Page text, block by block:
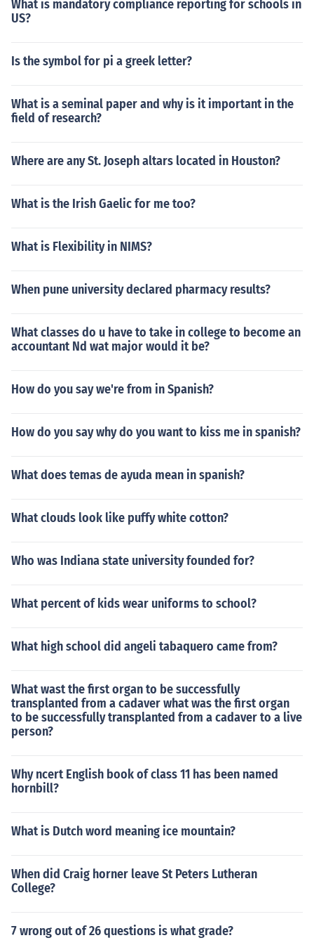
What is mandatory compliance reporting for schools in
US?
Is the symbol for pi a greek letter?
What is a seminal paper and why is it important in the
field of research?
Where are any St. Joseph altars located in Houston?
What is the Irish Gaelic for me too?
What is Flexibility in NIMS?
When pune university declared pharmacy results?
What classes do u have to take in college to become an
accountant Nd wat major would it be?
How do you say we're from in Spanish?
How do you say why do you want to kiss me in spanish?
What does temas de ayuda mean in spanish?
What clouds look like puffy white cotton?
Who was Indiana state university founded for?
What percent of kids wear uniforms to school?
What high school did angeli tabaquero came from?
What wast the first organ to be successfully
transplanted from a cadaver what was the first organ
to be successfully transplanted from a cadaver to a live
person?
Why ncert English book of class 11 has been named
hornbill?
What is Dutch word meaning ice mountain?
When did Craig horner leave St Peters Lutheran
College?
7 wrong out of 26 questions is what grade?